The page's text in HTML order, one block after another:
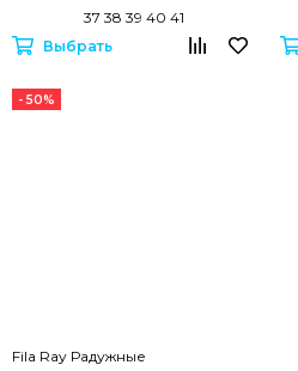
37 38 39 40 41
Выбрать
- 50%
Fila Ray Радужные